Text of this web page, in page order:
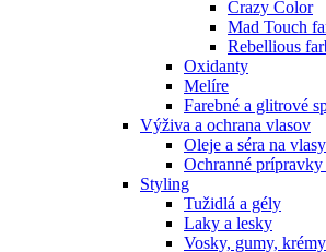
Crazy Color
Mad Touch
Rebellious
Oxidanty
Melíre
Farebné a glitrové
Výživa a ochrana vlasov
Oleje a séra na vlasy
Ochranné prípravky
Styling
Tužidlá a gély
Laky a lesky
Vosky, gumy, krémy